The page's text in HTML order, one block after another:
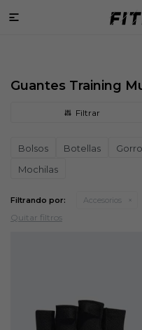

Guantes Training
Bolsos Botellas
Mochilas
Filtrando por: Accesorios
Quitar filtros